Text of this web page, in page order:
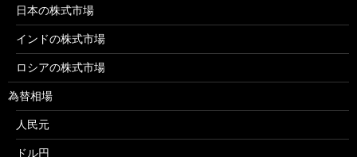
日本の株式市場
インドの株式市場
ロシアの株式市場
為替相場
人民元
ドル円